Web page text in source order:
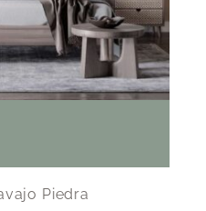
Piedra